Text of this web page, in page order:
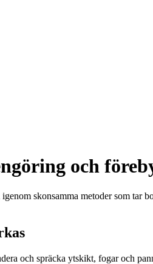
och
skonsamma metoder som tar
och spräcka ytskikt, fogar och